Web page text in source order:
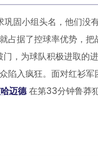
巩固小组头名，他们没
占据了控球率优势，把
，为球队积极进取的
陷入疯狂。面对红衫
迈德在第33分钟鲁莽